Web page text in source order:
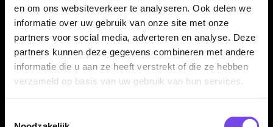
en om ons websiteverkeer te analyseren. Ook delen we
informatie over uw gebruik van onze site met onze
partners voor social media, adverteren en analyse. Deze
partners kunnen deze gegevens combineren met andere
informatie die u aan ze heeft verstrekt of die ze hebben
verzameld op basis van uw gebruik van hun services.
Compleet geleverd als set van 3 dartpijlen
De McCoy Marksman Silver 90% dartpijlen worden geleverd
als complete set van drie steeltip dartpijlen. Daardoor kun je